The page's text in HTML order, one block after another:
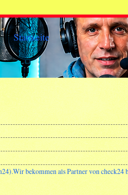
Startseite
bekommen als Partner von